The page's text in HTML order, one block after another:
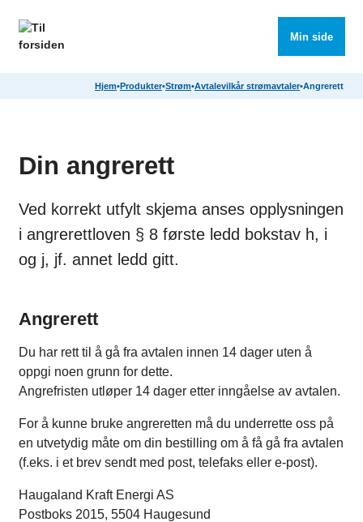
Min side
Hjem•Produkter•Strøm•Avtalevilkår strømavtaler•Angrerett
Din angrerett
Ved korrekt utfylt skjema anses opplysningen
i angrerettloven § 8 første ledd bokstav h, i
og j, jf. annet ledd gitt.
Angrerett
Du har rett til å gå fra avtalen innen 14 dager uten å
oppgi noen grunn for dette.
Angrefristen utløper 14 dager etter inngåelse av avtalen.
For å kunne bruke angreretten må du underrette oss på
en utvetydig måte om din bestilling om å få gå fra avtalen
(f.eks. i et brev sendt med post, telefaks eller e-post).
Haugaland Kraft Energi AS
Postboks 2015, 5504 Haugesund